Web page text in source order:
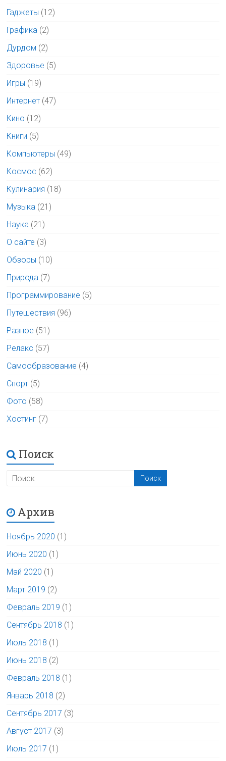
Гаджеты (12)
Графика (2)
Дурдом (2)
Здоровье (5)
Игры (19)
Интернет (47)
Кино (12)
Книги (5)
Компьютеры (49)
Космос (62)
Кулинария (18)
Музыка (21)
Наука (21)
О сайте (3)
Обзоры (10)
Природа (7)
Программирование (5)
Путешествия (96)
Разное (51)
Релакс (57)
Самообразование (4)
Спорт (5)
Фото (58)
Хостинг (7)
Поиск
Архив
Ноябрь 2020 (1)
Июнь 2020 (1)
Май 2020 (1)
Март 2019 (2)
Февраль 2019 (1)
Сентябрь 2018 (1)
Июль 2018 (1)
Июнь 2018 (2)
Февраль 2018 (1)
Январь 2018 (2)
Сентябрь 2017 (3)
Август 2017 (3)
Июль 2017 (1)